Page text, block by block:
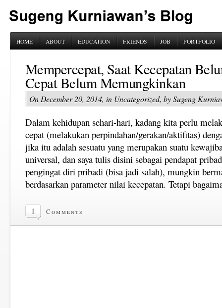
HOME ABOUT EDUCATION FRIENDS JOB PORTFOLIO
Mempercepat, Saat Kecepatan
Cepat Belum Memungkinkan
On December 20, 2014, in Uncategorized, by Sugeng
Dalam kehidupan sehari-hari, kadang kita perlu
cepat (melakukan perpindahan/gerakan/aktifitas)
jika itu adalah sesuatu yang merupakan suatu
universal, dan saya tulis disini sebagai pendapat
pengingat diri pribadi (bisa jadi salah), mungkin
berdasarkan parameter nilai kecepatan. Tetapi
1 Comments